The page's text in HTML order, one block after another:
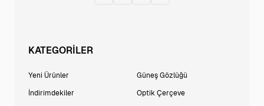
KATEGORİLER
Yeni Ürünler
İndirimdekiler
Güneş Gözlüğü
Optik Çerçeve